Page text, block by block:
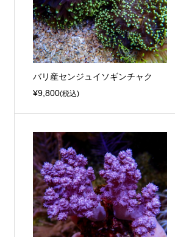
バリ産センジュイソギンチャク
¥9,800(税込)